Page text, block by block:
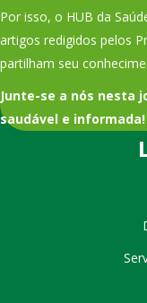
Por isso, o HUB da
artigos redigidos pelos
partilham seu
Junte-se a nós nesta
saudável e informada!